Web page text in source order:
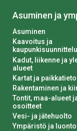
Asuminen ja
Asuminen
Kaavoitus ja
kaupunkisuunnittelu
Kadut, liikenne ja
alueet
Kartat ja paikkatieto
Rakentaminen ja
Tontit, maa-alueet
osoitteet
Vesi- ja jätehuolto
Ympäristö ja luonto